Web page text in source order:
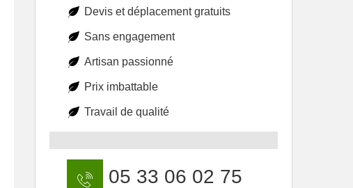
Devis et déplacement gratuits
Sans engagement
Artisan passionné
Prix imbattable
Travail de qualité
05 33 06 02 75